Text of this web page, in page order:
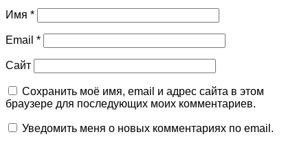
Имя *
Email *
Сайт
Сохранить моё имя, email и адрес сайта в этом
браузере для последующих моих комментариев.
Уведомить меня о новых комментариях по email.